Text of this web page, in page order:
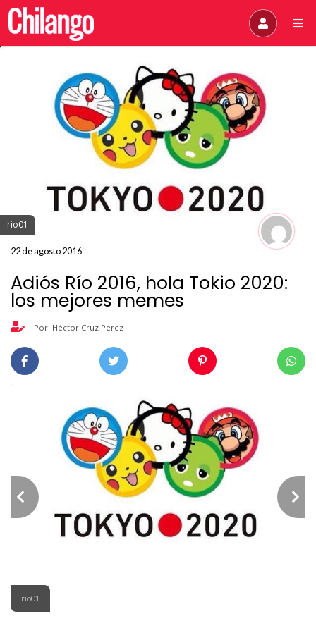
rio01
22 de agosto 2016
Adiós Río 2016, hola Tokio 2020:
los mejores memes
Por: Héctor Cruz Perez
rio01